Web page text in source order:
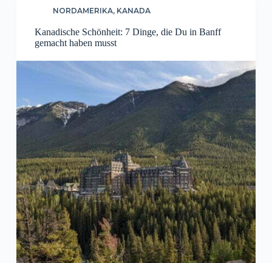
NORDAMERIKA, KANADA
Kanadische Schönheit: 7 Dinge, die Du in Banff
gemacht haben musst